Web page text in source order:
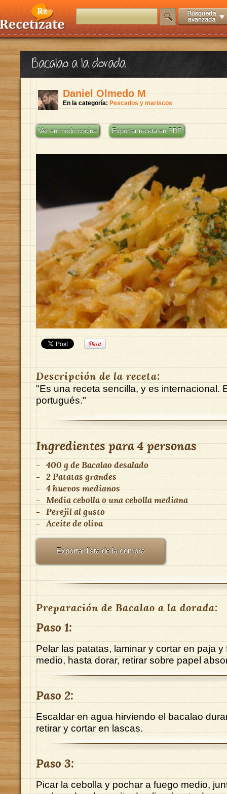
Bacalao a la dorada
Daniel Olmedo M
En la categoría: Pescados y mariscos
Ver en modo cocina Exportar receta en PDF
Descripción de la receta:
"Es una receta sencilla, y es internacional.
portugués."
Ingredientes para4 personas
- 400 g de Bacalao desalado
- 2 Patatas grandes
- 4 huevos medianos
- Media cebolla o una cebolla mediana
- Perejil al gusto
- Aceite de oliva
Exportar lista de la compra
Preparación de Bacalao a la dorada:
Paso 1:
Pelar las patatas, laminar y cortar en paja y
medio, hasta dorar, retirar sobre papel
Paso 2:
Escaldar en agua hirviendo el bacalao
retirar y cortar en lascas.
Paso 3:
Picar la cebolla y pochar a fuego medio,